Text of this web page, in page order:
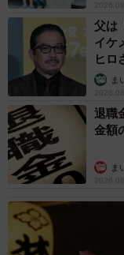
父は
イケ
ヒロ
ま
退職
金額
ま